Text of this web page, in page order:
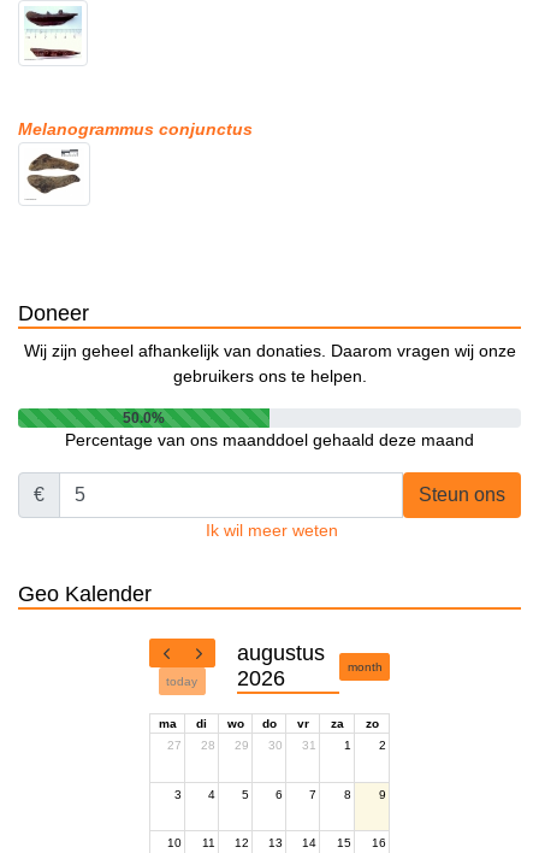
Melanogrammus conjunctus
Doneer
Wij zijn geheel afhankelijk van donaties. Daarom vragen wij onze
gebruikers ons te helpen.
50.0%
Percentage van ons maanddoel gehaald deze maand
€ Steun ons
Ik wil meer weten
Geo Kalender
today
augustus
2026
month
ma di wo do vr za
zo
27
28 29 30 31 1 2
3 4 5 6 7 8 9
10 11 12 13 14 15 16